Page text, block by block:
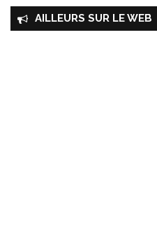
AILLEURS SUR LE WEB